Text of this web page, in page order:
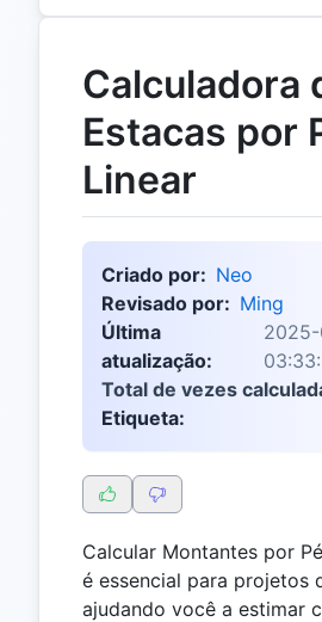
Calculadora
Estacas por
Linear
Criado por: Neo
Revisado por: Ming
Última
atualização:
Total de vezes
Etiqueta:
Calcular Montantes por
é essencial para projetos
ajudando você a estimar